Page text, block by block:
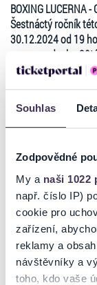
Souhlas
Zodpovědné
My a naši 1022
např. číslo IP)
cookie pro
zařízení,
reklamy a
návštěvníky a
toho, kdo vaše
BOXING LUCERNA -
Šestnáctý ročník
30.12.2024 od 19
ponese v duchu
ale pouze doporučen
Galavečer se opět
znamenalo patřit k
2023, kdy se v
Rostislav Osička,
dalších špičkových
Součástí celého
z vybraných legend
Lucerna bude jako
výjimečné události
K dispozici jsou
vody, whisky,